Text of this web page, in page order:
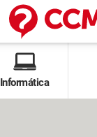
Informática